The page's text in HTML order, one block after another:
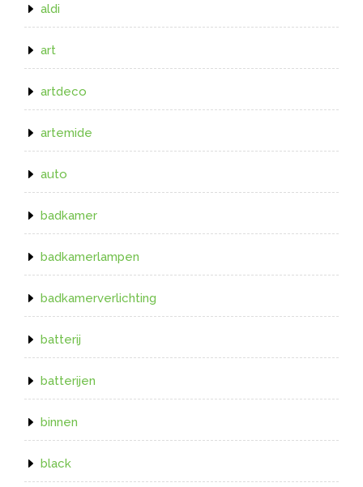
aldi
art
artdeco
artemide
auto
badkamer
badkamerlampen
badkamerverlichting
batterij
batterijen
binnen
black